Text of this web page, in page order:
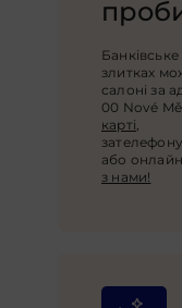
злитках
салоні за
00 Nové
карті
або
з нами!